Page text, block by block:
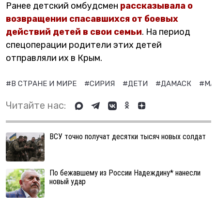
Ранее детский омбудсмен рассказывала о
возвращении спасавшихся от боевых
действий детей в свои семьи. На период
спецоперации родители этих детей
отправляли их в Крым.
#В СТРАНЕ И МИРЕ #СИРИЯ #ДЕТИ #ДАМАСК
Читайте нас:
ВСУ точно получат десятки тысяч новых солдат
По бежавшему из России Надеждину* нанесли
новый удар